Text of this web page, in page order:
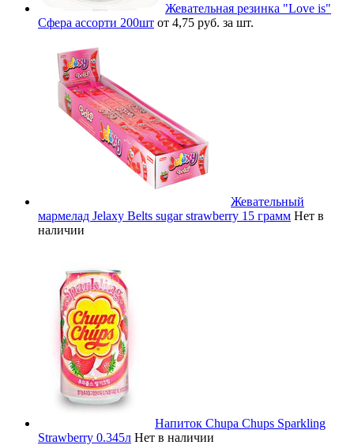
Жевательная резинка "Love is"
Сфера ассорти 200шт от 4,75 руб. за шт.
Жевательный
мармелад Jelaxy Belts sugar strawberry 15 грамм Нет в
наличии
Напиток Chupa Chups Sparkling
Strawberry 0.345л Нет в наличии